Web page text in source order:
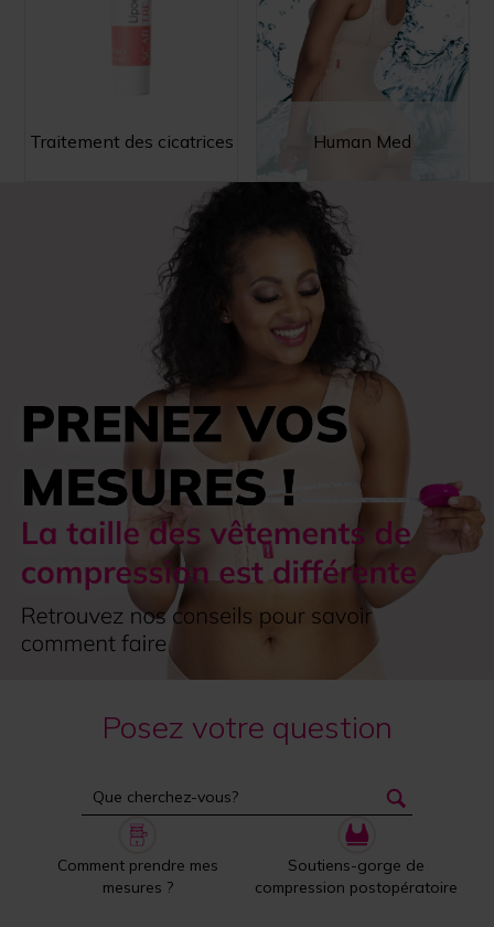
Traitement des cicatrices Human Med
Posez votre question
Comment prendre mes
mesures ?
Soutiens-gorge de
compression postopératoire